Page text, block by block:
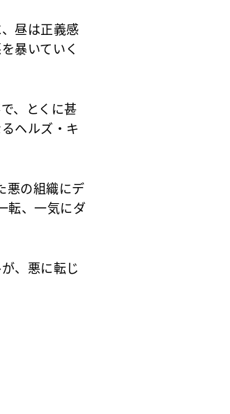
昼は正義感
暴いていく
、とくに甚
ヘルズ・キ
悪の組織にデ
転、一気にダ
、悪に転じ